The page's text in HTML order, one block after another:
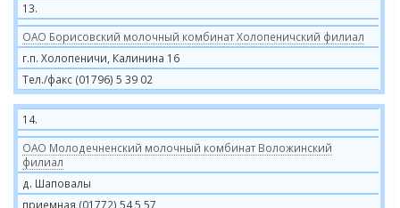
13.
ОАО Борисовский молочный комбинат Холопеничский филиал
г.п. Холопеничи, Калинина 16
Тел./факс (01796) 5 39 02
14.
ОАО Молодечненский молочный комбинат Воложинский
филиал
д. Шаповалы
приемная (01772) 54 5 57